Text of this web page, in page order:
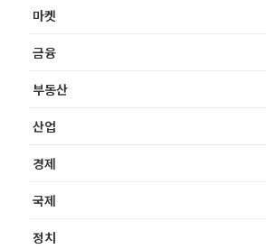
마켓
금융
부동산
산업
경제
국제
정치